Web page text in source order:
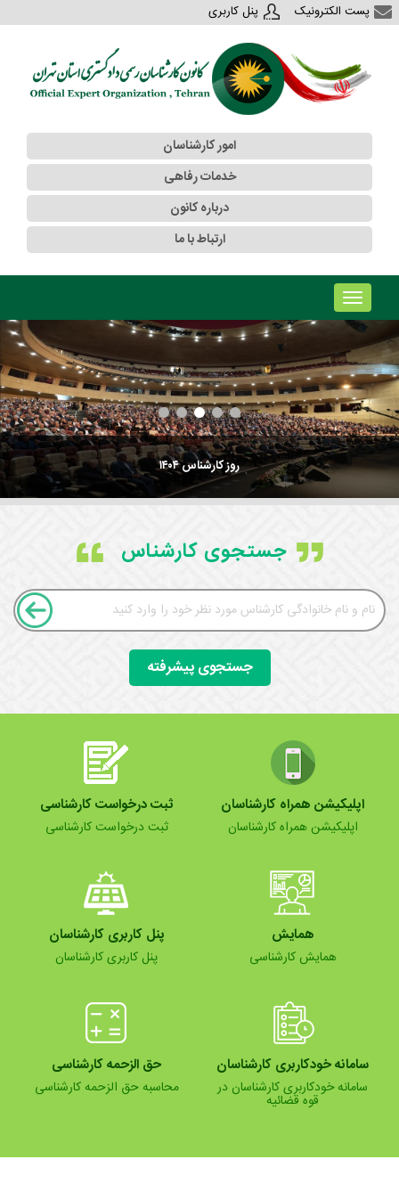
پست الکترونیک پنل کاربری
امور کارشناسان
خدمات رفاهی
درباره کانون
ارتباط با ما
!!!b۱!!!
روز کارشناس ۱۴۰۴
جستجوی کارشناس
جستجوی پیشرفته
اپلیکیشن همراه کارشناسان
اپلیکیشن همراه کارشناسان
ثبت درخواست کارشناسی
ثبت درخواست کارشناسی
همایش
همایش کارشناسی
پنل کاربری کارشناسان
پنل کاربری کارشناسان
سامانه خودکاربری کارشناسان
سامانه خودکاربری کارشناسان در
قوه قضائیه
حق الزحمه کارشناسی
محاسبه حق الزحمه کارشناسی